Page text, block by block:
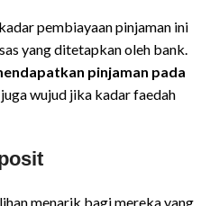
pembiayaan pinjaman ini
yang ditetapkan oleh bank.
pinjaman pada
juga wujud jika kadar faedah
menarik bagi mereka yang